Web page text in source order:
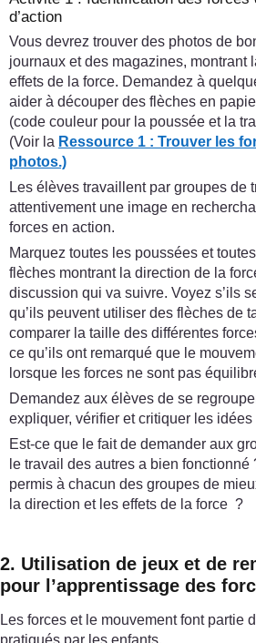
d’action
Vous devrez trouver des photos de
journaux et des magazines, montrant
effets de la force. Demandez à
aider à découper des flèches en
(code couleur pour la poussée et la
(Voir la Ressource 1 : Trouver les
photos.)
Les élèves travaillent par groupes de
attentivement une image en
forces en action.
Marquez toutes les poussées et
flèches montrant la direction de la
discussion qui va suivre. Voyez s’ils
qu’ils peuvent utiliser des flèches de
comparer la taille des différentes
ce qu’ils ont remarqué que le
lorsque les forces ne sont pas
Demandez aux élèves de se
expliquer, vérifier et critiquer les
Est-ce que le fait de demander aux
le travail des autres a bien fonctionné
permis à chacun des groupes de
la direction et les effets de la force ?
2. Utilisation de jeux et de
pour l’apprentissage des
Les forces et le mouvement font partie
pratiqués par les enfants.